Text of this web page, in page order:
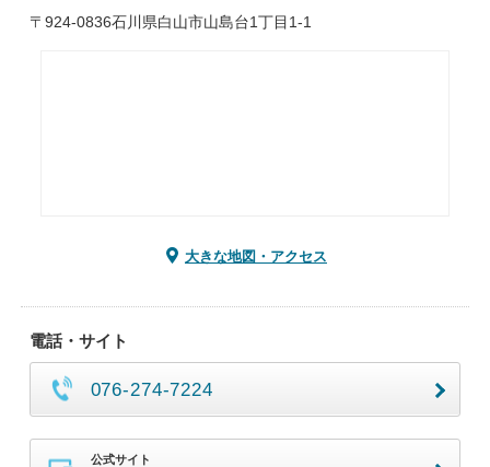
〒924-0836石川県白山市山島台1丁目1-1
大きな地図・アクセス
電話・サイト
076-274-7224
公式サイト